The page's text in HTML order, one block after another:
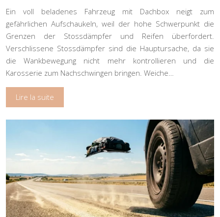
Ein voll beladenes Fahrzeug mit Dachbox neigt zum
gefährlichen Aufschaukeln, weil der hohe Schwerpunkt die
Grenzen der Stossdämpfer und Reifen überfordert.
Verschlissene Stossdämpfer sind die Hauptursache, da sie
die Wankbewegung nicht mehr kontrollieren und die
Karosserie zum Nachschwingen bringen. Weiche…
Lire la suite